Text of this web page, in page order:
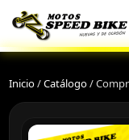
Inicio/Catálogo/